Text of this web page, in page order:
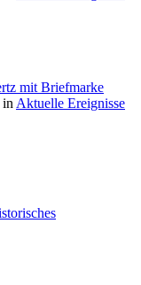
mit Briefmarke
Aktuelle Ereignisse